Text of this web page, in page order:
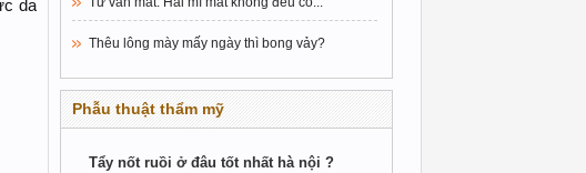
da
Thêu lông mày mấy ngày thì bong vảy?
Phẫu thuật thẩm mỹ
Tẩy nốt ruồi ở đâu tốt nhất hà nội ?